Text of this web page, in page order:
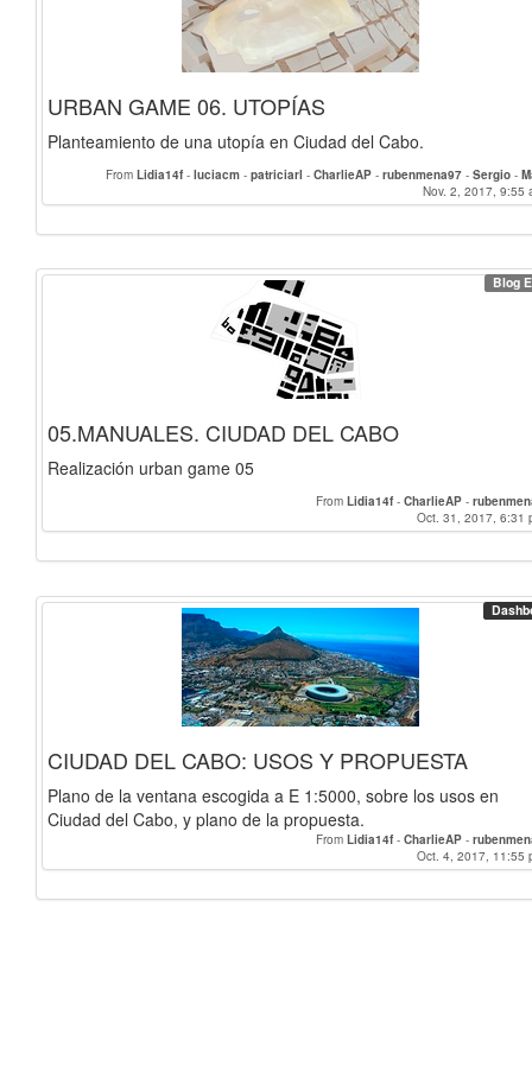
URBAN GAME 06. UTOPÍAS
Planteamiento de una utopía en Ciudad del Cabo.
From Lidia14f - luciacm - patriciarl - CharlieAP - rubenmena97 - Sergio -
Saradelgado -
Nov. 2, 2017, 9:55
Blog
05.MANUALES. CIUDAD DEL CABO
Realización urban game 05
From Lidia14f - CharlieAP -
Oct. 31, 2017, 6:31
CIUDAD DEL CABO: USOS Y PROPUESTA
Plano de la ventana escogida a E 1:5000, sobre los usos en
Ciudad del Cabo, y plano de la propuesta.
From Lidia14f - CharlieAP -
Oct. 4, 2017, 11:55